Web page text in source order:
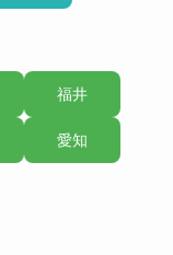
福井
愛知